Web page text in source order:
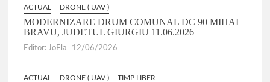
ACTUAL DRONE ( UAV )
MODERNIZARE DRUM COMUNAL DC 90 MIHAI
BRAVU, JUDETUL GIURGIU 11.06.2026
Editor: JoEla 12/06/2026
ACTUAL DRONE ( UAV ) TIMP LIBER